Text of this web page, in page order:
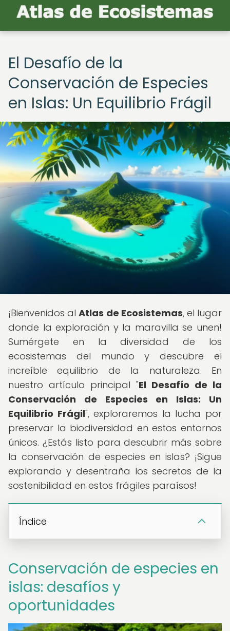
El Desafío de la
Conservación de Especies
en Islas: Un Equilibrio Frágil
¡Bienvenidos alAtlas de Ecosistemas, el lugar
donde la exploración y la maravilla se unen!
Sumérgete en la diversidad de los
ecosistemas del mundo y descubre el
increíble equilibrio de la naturaleza. En
nuestro artículo principal "El Desafío de la
Conservación de Especies en Islas: Un
Equilibrio Frágil", exploraremos la lucha por
preservar la biodiversidad en estos entornos
únicos. ¿Estás listo para descubrir más sobre
la conservación de especies en islas? ¡Sigue
explorando y desentraña los secretos de la
sostenibilidad en estos frágiles paraísos!
Índice
Conservación de especies en
islas: desafíos y
oportunidades